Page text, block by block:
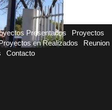
Presentados
Proyectos
en Realizados
Reunion
Contacto